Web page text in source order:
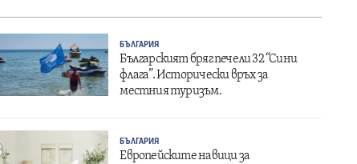
БЪЛГАРИЯ
Българският бряг печели 32 “Сини
флага”. Исторически връх за
местния туризъм.
БЪЛГАРИЯ
Европейските навици за